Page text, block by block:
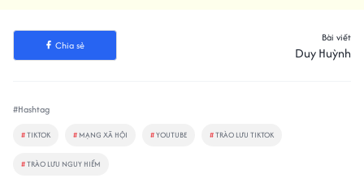
Chia sẻ
Bài viết
Duy Huỳnh
#Hashtag
#TIKTOK # MẠNG XÃ HỘI #YOUTUBE #TRÀO LƯU TIKTOK
#TRÀO LƯU NGUY HIỂM